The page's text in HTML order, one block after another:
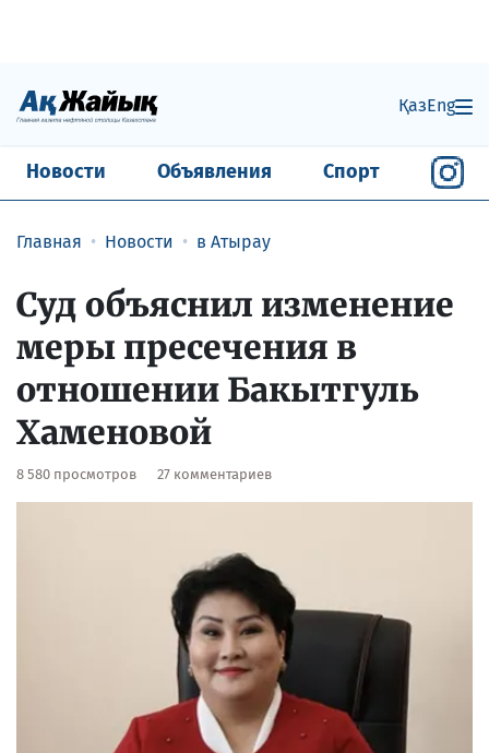
ҚазEng
Новости Объявления Спорт
Главная Новости в Атырау
Суд объяснил изменение
меры пресечения в
отношении Бакытгуль
Хаменовой
8 580 просмотров 27 комментариев